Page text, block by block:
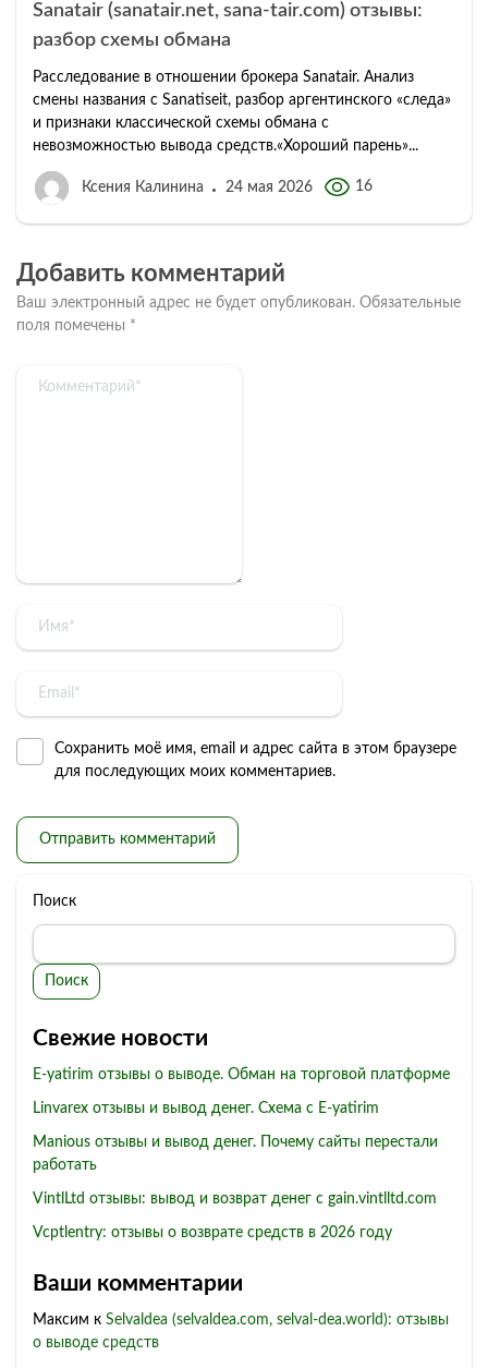
Sanatair (sanatair.net, sana-tair.com) отзывы:
разбор схемы обмана
Расследование в отношении брокера Sanatair. Анализ
смены названия с Sanatiseit, разбор аргентинского «следа»
и признаки классической схемы обмана с
невозможностью вывода средств.«Хороший парень»...
Ксения Калинина 24 мая 2026 16
Добавить комментарий
Ваш электронный адрес не будет опубликован. Обязательные
поля помечены *
Сохранить моё имя, email и адрес сайта в этом браузере
для последующих моих комментариев.
Поиск
Поиск
Свежие новости
E-yatirim отзывы о выводе. Обман на торговой платформе
Linvarex отзывы и вывод денег. Схема с E-yatirim
Manious отзывы и вывод денег. Почему сайты перестали
работать
VintlLtd отзывы: вывод и возврат денег с gain.vintlltd.com
Vcptlentry: отзывы о возврате средств в 2026 году
Ваши комментарии
Максим к Selvaldea (selvaldea.com, selval-dea.world): отзывы
о выводе средств